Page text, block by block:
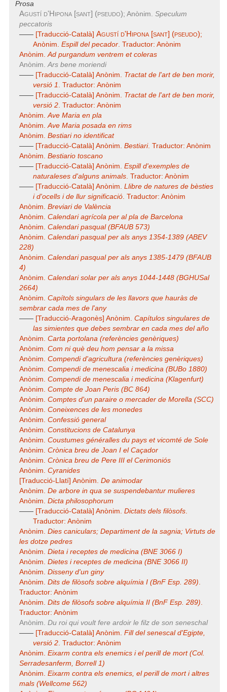
Prosa
Agustí d'Hipona [sant] (pseudo); Anònim. Speculum
peccatoris
—— [Traducció-Català] Agustí d'Hipona [sant] (pseudo);
Anònim. Espill del pecador. Traductor: Anònim
Anònim.Ad purgandum ventrem et coleras
Anònim.Ars bene moriendi
—— [Traducció-Català] Anònim. Tractat de l'art de ben morir,
versió 1. Traductor: Anònim
—— [Traducció-Català] Anònim. Tractat de l'art de ben morir,
versió 2. Traductor: Anònim
Anònim.Ave Maria en pla
Anònim.Ave Maria posada en rims
Anònim. Bestiari no identificat
—— [Traducció-Català] Anònim. Bestiari. Traductor: Anònim
Anònim. Bestiario toscano
—— [Traducció-Català] Anònim. Espill d'exemples de
naturaleses d'alguns animals. Traductor: Anònim
—— [Traducció-Català] Anònim. Llibre de natures de bèsties
i d'ocells i de llur significació. Traductor: Anònim
Anònim. Breviari de València
Anònim. Calendari agrícola per al pla de Barcelona
Anònim. Calendari pasqual (BFAUB 573)
Anònim. Calendari pasqual per als anys 1354-1389 (ABEV
228)
Anònim. Calendari pasqual per als anys 1385-1479 (BFAUB
4)
Anònim. Calendari solar per als anys 1044-1448 (BGHUSal
2664)
Anònim. Capítols singulars de les llavors que hauràs de
sembrar cada mes de l'any
—— [Traducció-Aragonès] Anònim. Capítulos singulares de
las simientes que debes sembrar en cada mes del año
Anònim. Carta portolana (referències genèriques)
Anònim. Com ni què deu hom pensar a la missa
Anònim. Compendi d'agricultura (referències genèriques)
Anònim. Compendi de menescalia i medicina (BUBo 1880)
Anònim. Compendi de menescalia i medicina (Klagenfurt)
Anònim. Compte de Joan Peris (BC 864)
Anònim. Comptes d'un paraire o mercader de Morella (SCC)
Anònim. Coneixences de les monedes
Anònim. Confessió general
Anònim. Constitucions de Catalunya
Anònim. Coustumes généralles du pays et vicomté de Sole
Anònim. Crònica breu de Joan I el Caçador
Anònim. Crònica breu de Pere III el Cerimoniós
Anònim. Cyranides
[Traducció-Llatí] Anònim. De animodar
Anònim. De arbore in qua se suspendebantur mulieres
Anònim. Dicta philosophorum
—— [Traducció-Català] Anònim. Dictats dels filòsofs.
Traductor: Anònim
Anònim. Dies caniculars; Departiment de la sagnia; Virtuts de
les dotze pedres
Anònim. Dieta i receptes de medicina (BNE 3066 I)
Anònim. Dietes i receptes de medicina (BNE 3066 II)
Anònim. Disseny d'un giny
Anònim. Dits de filòsofs sobre alquímia I (BnF Esp. 289).
Traductor: Anònim
Anònim. Dits de filòsofs sobre alquímia II (BnF Esp. 289).
Traductor: Anònim
Anònim. Du roi qui voult fere ardoir le filz de son seneschal
—— [Traducció-Català] Anònim. Fill del senescal d'Egipte,
versió 2. Traductor: Anònim
Anònim. Eixarm contra els enemics i el perill de mort (Col.
Serradesanferm, Borrell 1)
Anònim. Eixarm contra els enemics, el perill de mort i altres
mals (Wellcome 562)